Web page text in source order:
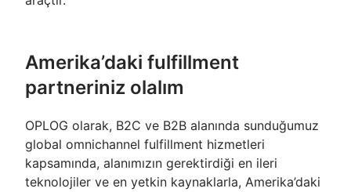
Amerika’daki fulfillment
partneriniz olalım
OPLOG olarak, B2C ve B2B alanında sunduğumuz
global omnichannel fulfillment hizmetleri
kapsamında, alanımızın gerektirdiği en ileri
teknolojiler ve en yetkin kaynaklarla, Amerika’daki